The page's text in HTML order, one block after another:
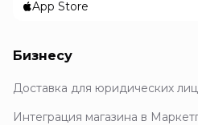
App Store
Бизнесу
Доставка для юридических лиц
Интеграция магазина в